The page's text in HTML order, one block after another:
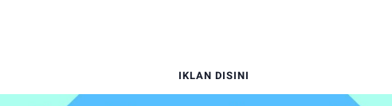
IKLAN DISINI